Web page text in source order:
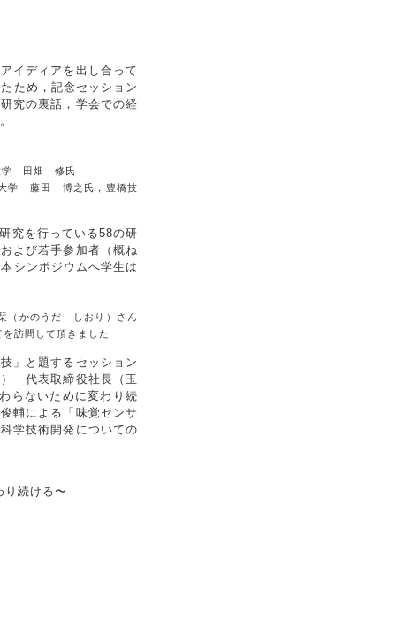
イディアを出し合って
ため，記念セッション
究の裏話，学会での経
学 田畑 修氏
学 藤田 博之氏，豊橋技
究を行っている58の研
よび若手参加者（概ね
シンポジウムへ学生は
（かのうだ しおり）さん
訪問して頂きました
」と題するセッション
） 代表取締役社長（玉
らないために変わり続
による「味覚センサ
学技術開発についての
り続ける〜